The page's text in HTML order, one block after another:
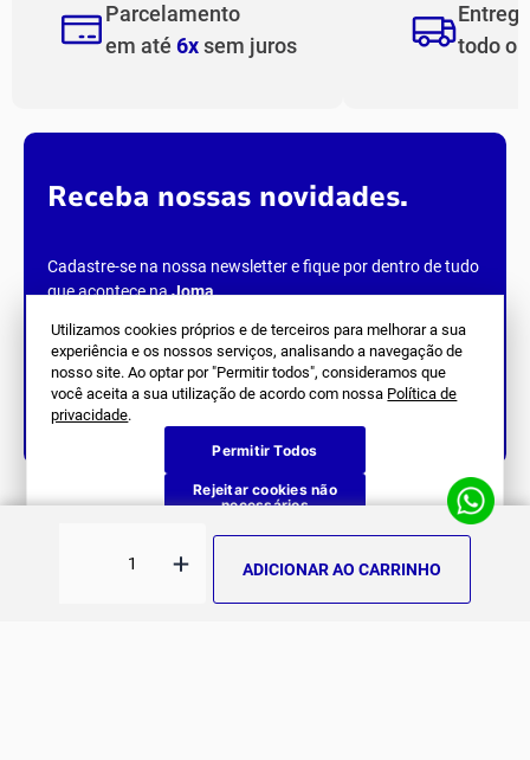
Utilizamos cookies próprios e de terceiros para melhorar a sua
experiência e os nossos serviços, analisando a navegação de
nosso site. Ao optar por "Permitir todos", consideramos que
você aceita a sua utilização de acordo com nossa Política de
privacidade.
Permitir Todos
Rejeitar cookies não
necessários
ADICIONAR AO CARRINHO
Parcelamento
em até 6xsem juros
todo o
Receba nossas novidades.
Cadastre-se na nossa newsletter e fique por dentro de tudo
que acontece naJoma.
Siga Nos